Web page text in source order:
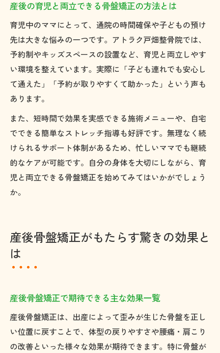
産後の育児と両立できる骨盤矯正の方法とは
育児中のママにとって、通院の時間確保や子どもの預け
先は大きな悩みの一つです。アトラク戸畑整骨院では、
予約制やキッズスペースの設置など、育児と両立しやす
い環境を整えています。実際に「子ども連れでも安心し
て通えた」「予約が取りやすくて助かった」という声も
あります。
また、短時間で効果を実感できる施術メニューや、自宅
でできる簡単なストレッチ指導も好評です。無理なく続
けられるサポート体制があるため、忙しいママでも継続
的なケアが可能です。自分の身体を大切にしながら、育
児と両立できる骨盤矯正を始めてみてはいかがでしょう
か。
産後骨盤矯正がもたらす驚きの効果と
は
産後骨盤矯正で期待できる主な効果一覧
産後骨盤矯正は、出産によって歪みが生じた骨盤を正し
い位置に戻すことで、体型の戻りやすさや腰痛・肩こり
の改善といった様々な効果が期待できます。特に骨盤が